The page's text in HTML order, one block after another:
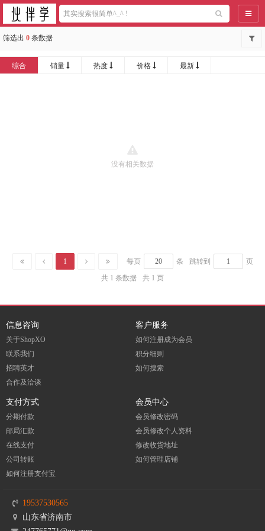
导航
筛选出 0 条数据
综合 销量 热度 价格 最新
没有相关数据
1 每页 条 跳转到
页
共 1 条数据
共 1 页
信息咨询
关于ShopXO
联系我们
招聘英才
合作及洽谈
客户服务
如何注册成为会员
积分细则
如何搜索
支付方式
分期付款
邮局汇款
在线支付
公司转账
如何注册支付宝
会员中心
会员修改密码
会员修改个人资料
修改收货地址
如何管理店铺
19537530565
山东省济南市